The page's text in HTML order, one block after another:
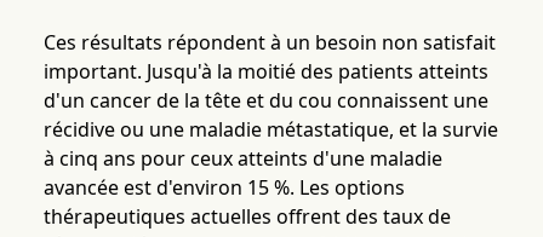
Ces résultats répondent à un besoin non satisfait
important. Jusqu'à la moitié des patients atteints
d'un cancer de la tête et du cou connaissent une
récidive ou une maladie métastatique, et la survie
à cinq ans pour ceux atteints d'une maladie
avancée est d'environ 15 %. Les options
thérapeutiques actuelles offrent des taux de